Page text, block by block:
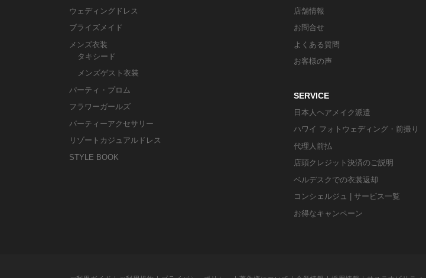
ウェディングドレス
ブライズメイド
メンズ衣装
タキシード
メンズゲスト衣装
パーティ・プロム
フラワーガールズ
パーティーアクセサリー
リゾートカジュアルドレス
STYLE BOOK
店舗情報
お問合せ
よくある質問
お客様の声
SERVICE
日本人ヘアメイク派遣
ハワイ フォトウェディング・前撮り
代理人前払
店頭クレジット決済のご説明
ベルデスクでの衣裳返却
コンシェルジュ | サービス一覧
お得なキャンペーン